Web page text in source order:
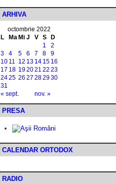
ARHIVA
octombrie 2022
L
Ma Mi J V S D
« sept. nov. »
1
2
3
4 5 6 7 8
9
10 11 12 13 14 15 16
17 18 192021 22 23
2425 26 27 282930
31
PRESA
CALENDAR ORTODOX
RADIO